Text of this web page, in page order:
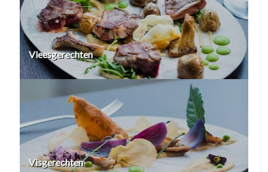
Vleesgerechten
Visgerechten